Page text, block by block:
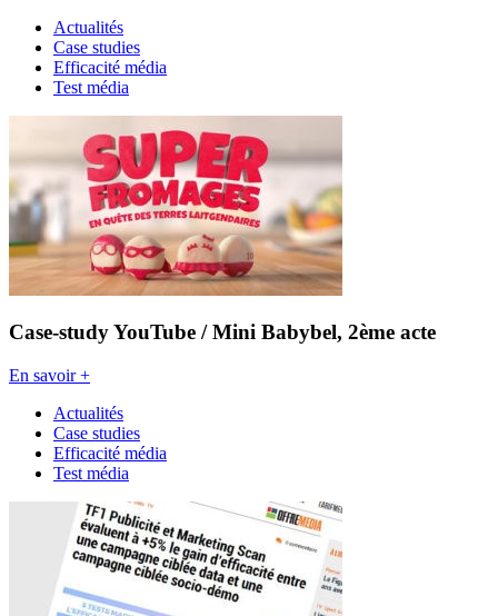
Actualités
Case studies
Efficacité média
Test média
Case-study YouTube / Mini Babybel, 2ème acte
En savoir +
Actualités
Case studies
Efficacité média
Test média